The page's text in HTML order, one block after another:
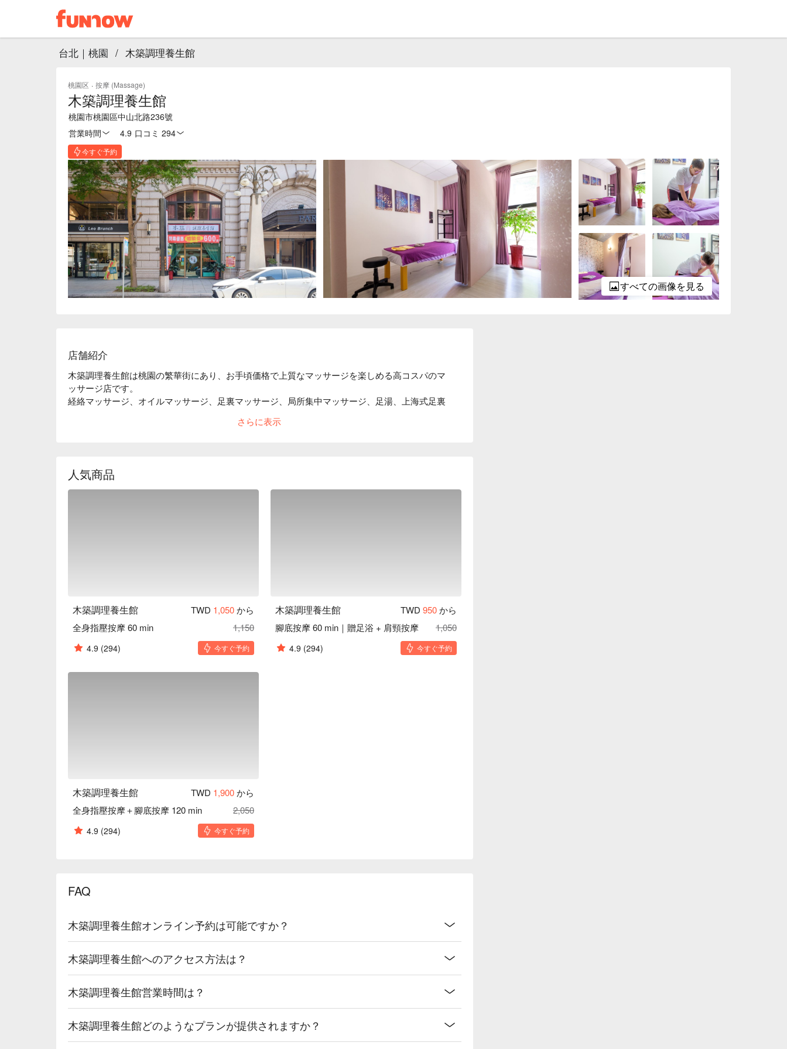
台北｜桃園 / 木築調理養生館
桃園区 · 按摩 (Massage)
木築調理養生館
桃園市桃園區中山北路236號
営業時間
4.9 口コミ 294
今すぐ予約
すべての画像を見る
店舗紹介
木築調理養生館は桃園の繁華街にあり、お手頃価格で上質なマッサージを楽しめる高コスパのマ
ッサージ店です。
経絡マッサージ、オイルマッサージ、足裏マッサージ、局所集中マッサージ、足湯、上海式足裏
ルのベテラン施術師を招き、最高なサービスをお届けします。
も相当な知識を持ち、いつも最適なメンテナンスマッサージをご提供できます。
絶好な立地：桃園市中心にあり、近くに複数の路上駐車スペースがあり、とても便利なところで
さらに表示
人気商品
木築調理養生館 TWD 1,050から
全身指壓按摩 60 min
1,150
4.9 (294) 今すぐ予約
木築調理養生館 TWD 950から
腳底按摩 60 min｜贈足浴 + 肩頸按摩
1,050
4.9 (294) 今すぐ予約
木築調理養生館 TWD 1,900から
全身指壓按摩＋腳底按摩 120 min
2,050
4.9 (294) 今すぐ予約
FAQ
木築調理養生館オンライン予約は可能ですか？
木築調理養生館へのアクセス方法は？
木築調理養生館営業時間は？
木築調理養生館どのようなプランが提供されますか？